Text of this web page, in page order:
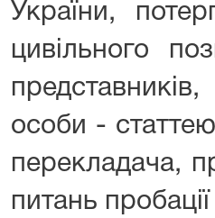
України,
цивільного
особи -
перекладача,
питань